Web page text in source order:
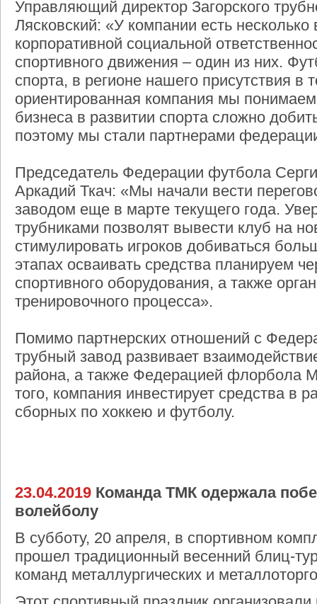
Управляющий директор Загорского
Лясковский: «У компании есть несколько
корпоративной социальной
спортивного движения – один из них.
спорта, в регионе нашего присутствия в
ориентированная компания мы
бизнеса в развитии спорта сложно
поэтому мы стали партнерами
Председатель Федерации футбола
Аркадий Ткач: «Мы начали вести
заводом еще в марте текущего года.
трубниками позволят вывести клуб на
стимулировать игроков добиваться
этапах осваивать средства планируем
спортивного оборудования, а также
тренировочного процесса».
Помимо партнерских отношений с
трубный завод развивает
района, а также Федерацией флорбола
того, компания инвестирует средства в
сборных по хоккею и футболу.​
23.04.2019 Команда ТМК одержала
волейболу
В субботу, 20 апреля, в спортивном
прошел традиционный весенний блиц-
команд металлургических и